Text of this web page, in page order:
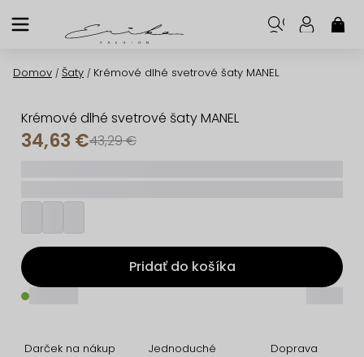
na
Domov / Šaty / Krémové dlhé svetrové šaty MANEL
Krémové dlhé svetrové šaty MANEL
43,29 €
34,63 €
Pridať do košíka
Darček na nákup
Jednoduché
Doprava